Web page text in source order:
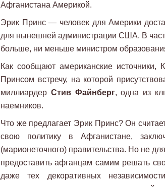
Афганистана Америкой.
Эрик Принс — человек для Америки
для нынешней администрации США. В
больше, ни меньше министром
Как сообщают американские
Принсом встречу, на которой
миллиардер Стив Файнберг, одна из
наемников.
Что же предлагает Эрик Принс? Он
свою политику в Афганистане,
(марионеточного) правительства. Но не
предоставить афганцам самим решать
даже тех декоративных